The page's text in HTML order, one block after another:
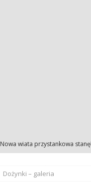
Nowa wiata przystankowa
Uroczystość Matki Bożej
Dożynki – galeria